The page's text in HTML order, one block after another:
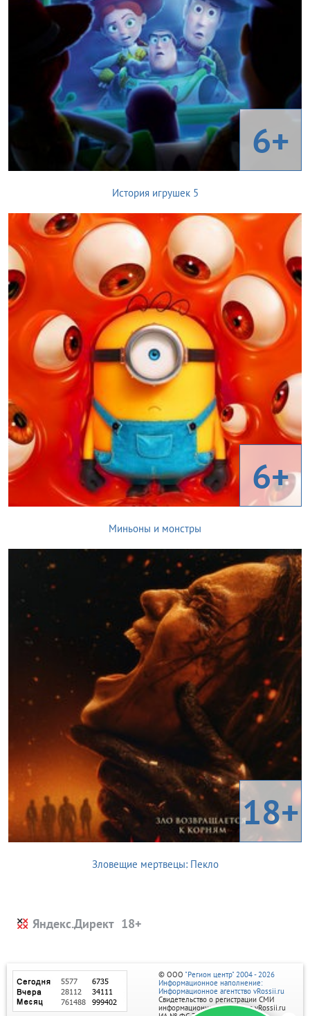
6+
История игрушек 5
6+
Миньоны и монстры
18+
Зловещие мертвецы: Пекло
Яндекс.Директ
© ООО "Регион центр" 2004 - 2026
Информационное наполнение:
Информационное агентство vRossii.ru
Свидетельство о регистрации СМИ
информационного агентства vRossii.ru